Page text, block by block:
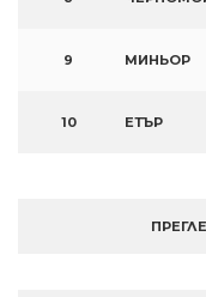
9 МИНЬОР
10 ЕТЪР